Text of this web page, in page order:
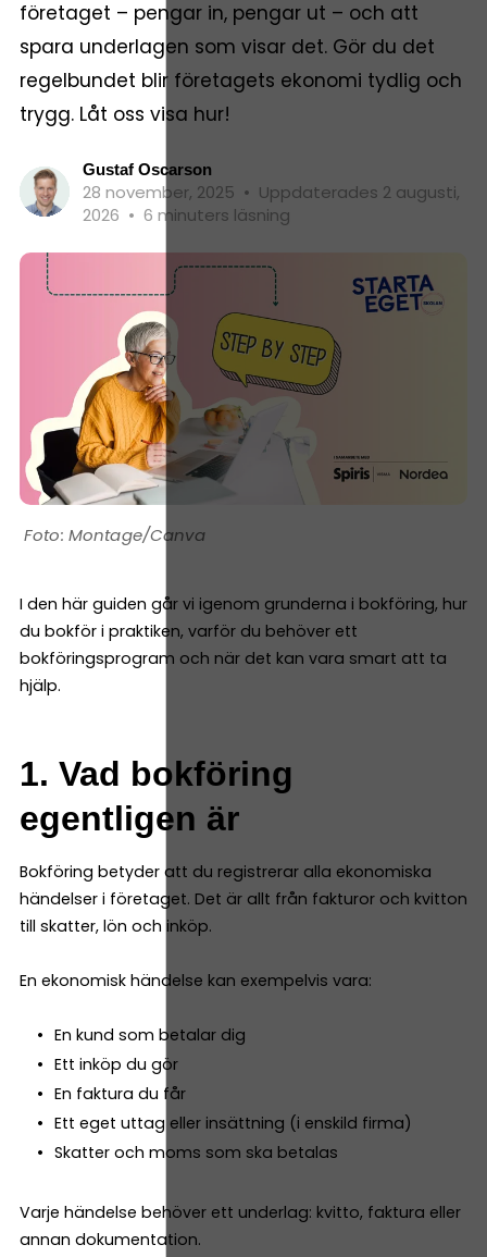
företaget – pengar in, pengar ut – och att
spara underlagen som visar det. Gör du det
regelbundet blir företagets ekonomi tydlig och
trygg. Låt oss visa hur!
Gustaf Oscarson
28 november, 2025 • Uppdaterades 2 augusti,
2026 • 6 minuters läsning
Montage/Canva
I den här guiden går vi igenom grunderna i bokföring, hur
du bokför i praktiken, varför du behöver ett
bokföringsprogram och när det kan vara smart att ta
hjälp.
1. Vad bokföring
egentligen är
Bokföring betyder att du registrerar alla ekonomiska
händelser i företaget. Det är allt från fakturor och kvitton
till skatter, lön och inköp.
En ekonomisk händelse kan exempelvis vara:
En kund som betalar dig
Ett inköp du gör
En faktura du får
Ett eget uttag eller insättning (i enskild firma)
Skatter och moms som ska betalas
Varje händelse behöver ett underlag: kvitto, faktura eller
annan dokumentation.